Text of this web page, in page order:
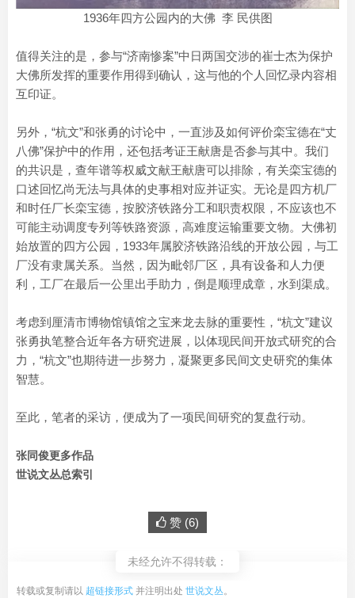
1936年四方公园内的大佛 李 民供图
值得关注的是，参与“济南惨案”中日两国交涉的崔士杰为保护
大佛所发挥的重要作用得到确认，这与他的个人回忆录内容相
互印证。
另外，“杭文”和张勇的讨论中，一直涉及如何评价栾宝德在“丈
八佛”保护中的作用，还包括考证王献唐是否参与其中。我们
的共识是，查年谱等权威文献王献唐可以排除，有关栾宝德的
口述回忆尚无法与具体的史事相对应并证实。无论是四方机厂
和时任厂长栾宝德，按胶济铁路分工和职责权限，不应该也不
可能主动调度专列等铁路资源，高难度运输重要文物。大佛初
始放置的四方公园，1933年属胶济铁路沿线的开放公园，与工
厂没有隶属关系。当然，因为毗邻厂区，具有设备和人力便
利，工厂在最后一公里出手助力，倒是顺理成章，水到渠成。
考虑到厘清市博物馆镇馆之宝来龙去脉的重要性，“杭文”建议
张勇执笔整合近年各方研究进展，以体现民间开放式研究的合
力，“杭文”也期待进一步努力，凝聚更多民间文史研究的集体
智慧。
至此，笔者的采访，便成为了一项民间研究的复盘行动。
张同俊更多作品
世说文丛总索引
赞 (6)
未经允许不得转载：
转载或复制请以 超链接形式 并注明出处 世说文丛。